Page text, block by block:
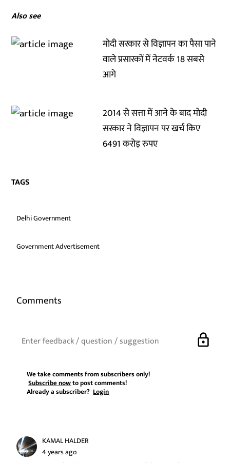
Also see
मोदी सरकार से विज्ञापन का पैसा पाने
वाले प्रसारकों में नेटवर्क 18 सबसे
आगे
2014 से सत्ता में आने के बाद मोदी
सरकार ने विज्ञापन पर खर्च किए
6491 करोड़ रुपए
TAGS
Delhi Government
Government Advertisement
Comments
lock
We take comments from subscribers only!
Subscribe nowto post comments!
Already a subscriber?Login
KAMAL HALDER
4 years ago